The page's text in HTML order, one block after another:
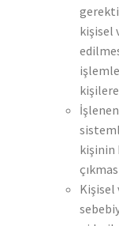
kişisel
kişinin
Kişisel